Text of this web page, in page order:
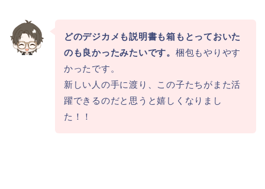
どのデジカメも説明書も箱もとっておいた
のも良かったみたいです。 梱包もやりやす
かったです。
新しい人の手に渡り、この子たちがまた活
躍できるのだと思うと嬉しくなりまし
た！！